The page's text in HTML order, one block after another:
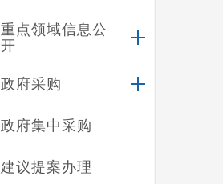
重点领域信息公
开
政府采购
政府集中采购
建议提案办理